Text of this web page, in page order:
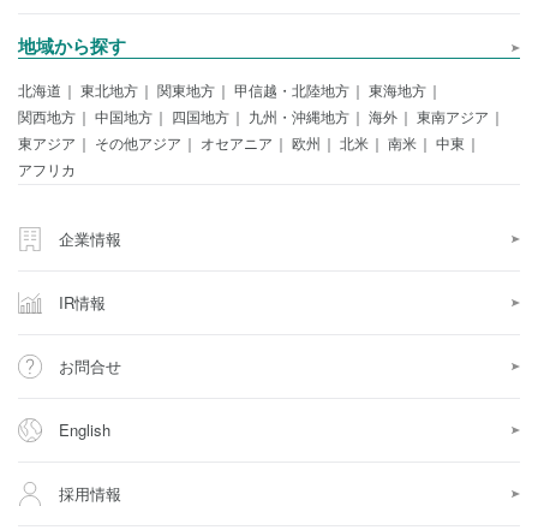
地域から探す
北海道 東北地方 関東地方 甲信越・北陸地方
東海地方
関西地方
中国地方 四国地方 九州・沖縄地方 海外
東南アジア
東アジア
その他アジア オセアニア 欧州 北米 南米
中東
アフリカ
企業情報
IR情報
お問合せ
English
採用情報